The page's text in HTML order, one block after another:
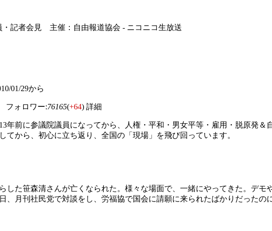
・記者会見 主催：自由報道協会 - ニコニコ生放送
01/29から
ォロワー:76165(+64) 詳細
年前に参議院議員になってから、人権・平和・男女平等・雇用・脱原発＆
てから、初心に立ち返り、全国の「現場」を飛び回っています。
した笹森清さんが亡くなられた。様々な場面で、一緒にやってきた。デモ
、月刊社民党で対談をし、労福協で国会に請願に来られたばかりだったの